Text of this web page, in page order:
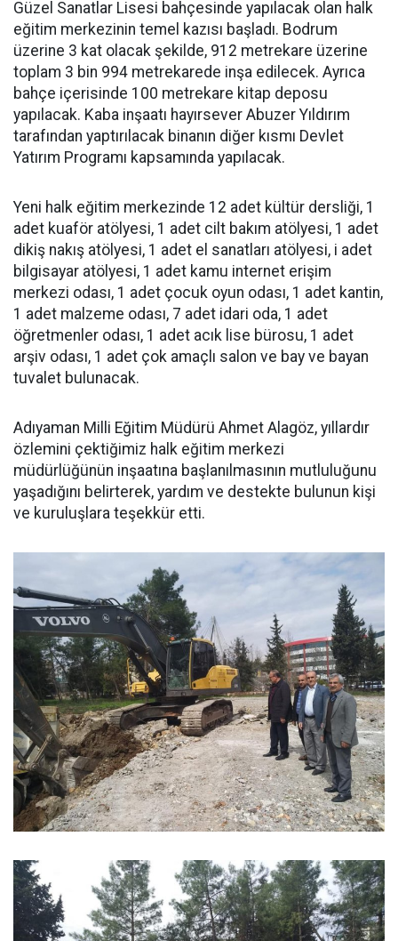
Güzel Sanatlar Lisesi bahçesinde yapılacak olan halk
eğitim merkezinin temel kazısı başladı. Bodrum
üzerine 3 kat olacak şekilde, 912 metrekare üzerine
toplam 3 bin 994 metrekarede inşa edilecek. Ayrıca
bahçe içerisinde 100 metrekare kitap deposu
yapılacak. Kaba inşaatı hayırsever Abuzer Yıldırım
tarafından yaptırılacak binanın diğer kısmı Devlet
Yatırım Programı kapsamında yapılacak.
Yeni halk eğitim merkezinde 12 adet kültür dersliği, 1
adet kuaför atölyesi, 1 adet cilt bakım atölyesi, 1 adet
dikiş nakış atölyesi, 1 adet el sanatları atölyesi, i adet
bilgisayar atölyesi, 1 adet kamu internet erişim
merkezi odası, 1 adet çocuk oyun odası, 1 adet kantin,
1 adet malzeme odası, 7 adet idari oda, 1 adet
öğretmenler odası, 1 adet acık lise bürosu, 1 adet
arşiv odası, 1 adet çok amaçlı salon ve bay ve bayan
tuvalet bulunacak.
Adıyaman Milli Eğitim Müdürü Ahmet Alagöz, yıllardır
özlemini çektiğimiz halk eğitim merkezi
müdürlüğünün inşaatına başlanılmasının mutluluğunu
yaşadığını belirterek, yardım ve destekte bulunun kişi
ve kuruluşlara teşekkür etti.